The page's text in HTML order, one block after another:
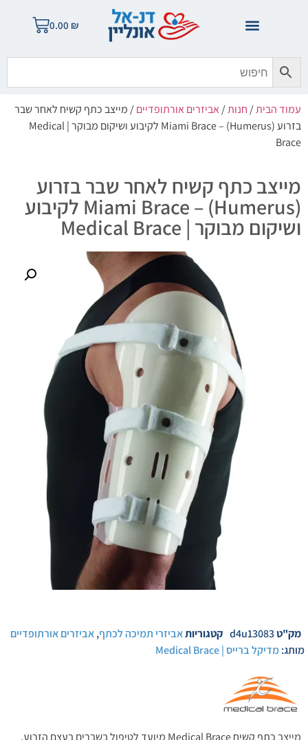
0.00 ₪
עמוד הבית/חנות/אביזרים אורתופדיים/ מייצב כתף קשיח לאחר שבר
בזרוע (Humerus) – Miami Brace לקיבוע ושיקום מבוקר | Medical
Brace
מייצב כתף קשיח לאחר שבר בזרוע
(Humerus) – Miami Brace לקיבוע
ושיקום מבוקר | Medical Brace
מק"טd4u13083 קטגוריותאביזרי תמיכה לכתף,אביזרים אורתופדיים
מותג:מדיקל ברייס | Medical Brace
מייצב כתף קשיח Medical Brace מיועד לטיפול בשברים בעצם הזרוע,